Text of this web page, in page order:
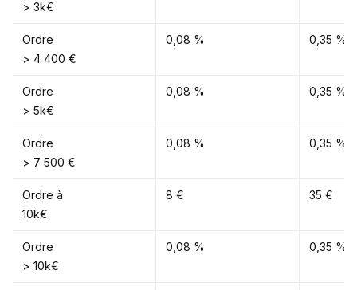
> 3k€
Ordre
> 4 400 €
0,08 % 0,35 %
Ordre
> 5k€
0,08 % 0,35 %
Ordre
> 7 500 €
0,08 % 0,35 %
Ordre à
10k€
8 € 35 €
Ordre
> 10k€
0,08 % 0,35 %